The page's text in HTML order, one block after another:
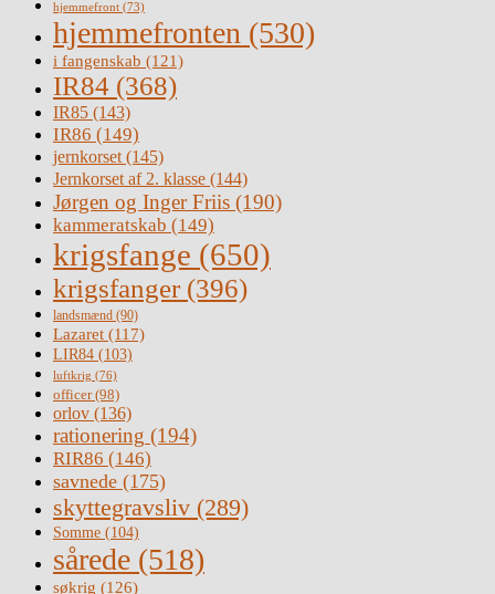
hjemmefront (73)
hjemmefronten (530)
i fangenskab (121)
IR84 (368)
IR85 (143)
IR86 (149)
jernkorset(145)
Jernkorset af 2. klasse (144)
Jørgen og Inger Friis (190)
kammeratskab (149)
krigsfange (650)
krigsfanger (396)
landsmænd (90)
Lazaret (117)
LIR84 (103)
luftkrig (76)
officer(98)
orlov (136)
rationering (194)
RIR86 (146)
savnede (175)
skyttegravsliv (289)
Somme (104)
sårede (518)
søkrig (126)